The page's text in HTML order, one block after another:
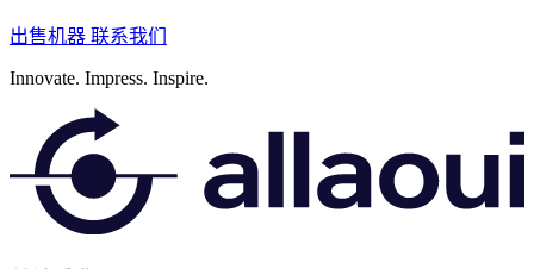
出售机器 联系我们
Innovate. Impress. Inspire.